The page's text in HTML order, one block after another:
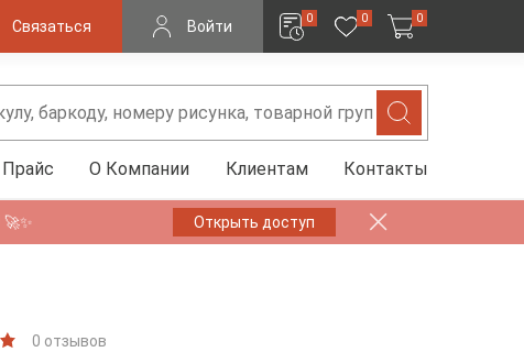
Связаться Войти 0 0 0
Прайс О Компании Клиентам Контакты
🚀✨ Открыть доступ
0 отзывов